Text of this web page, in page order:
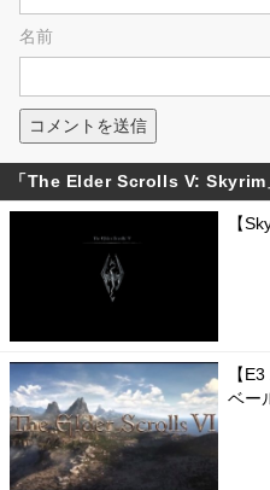
名前
「The Elder Scrolls V: Skyrim
【
【
ベー